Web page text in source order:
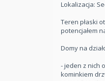
Lokalizacja:
Teren płaski
potencjałem
Domy na
- jeden z nich
kominkiem